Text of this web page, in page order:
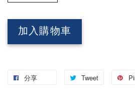
加入購物車
分享 Tweet